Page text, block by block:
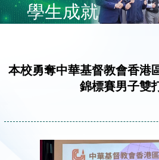
學生成就
本校勇奪中華基督教會香港
錦標賽男子雙